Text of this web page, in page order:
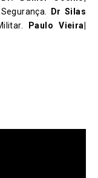
Dr Silas
Paulo Vieira